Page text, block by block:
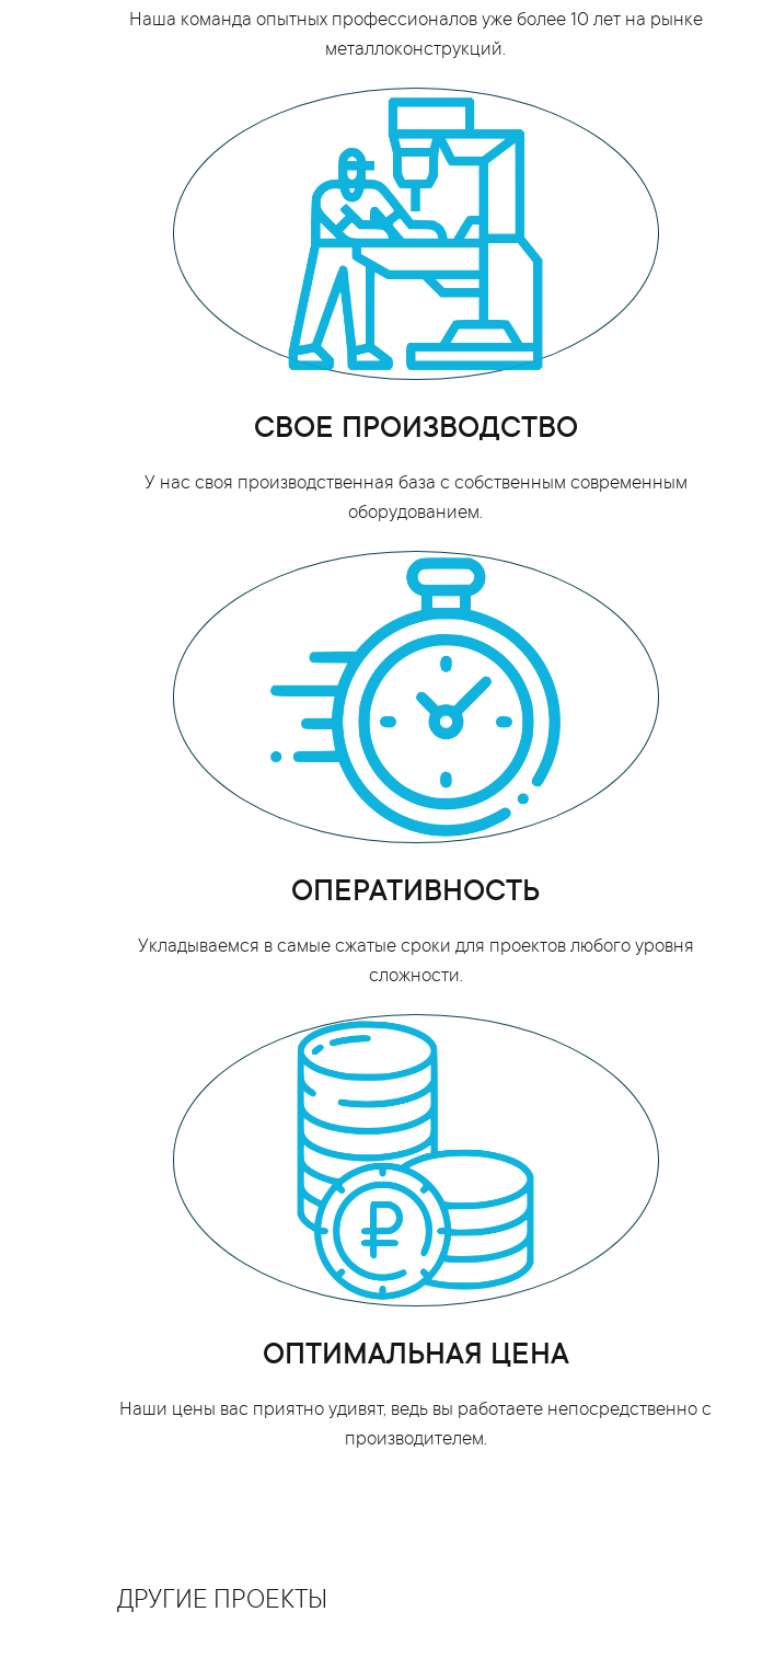
Наша команда опытных профессионалов уже более 10 лет на рынке
металлоконструкций.
СВОЕ ПРОИЗВОДСТВО
У нас своя производственная база с собственным современным
оборудованием.
ОПЕРАТИВНОСТЬ
Укладываемся в самые сжатые сроки для проектов любого уровня
сложности.
ОПТИМАЛЬНАЯ ЦЕНА
Наши цены вас приятно удивят, ведь вы работаете непосредственно с
производителем.
ДРУГИЕ ПРОЕКТЫ